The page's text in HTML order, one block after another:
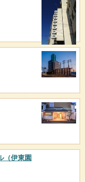
（伊東園